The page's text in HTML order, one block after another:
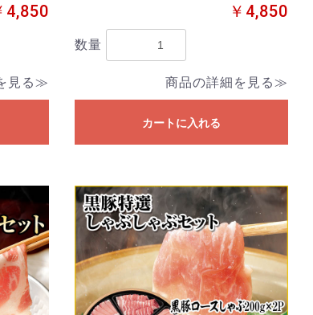
4,850
見る≫
￥4,850
数量
商品の詳細を見る≫
カートに入れる